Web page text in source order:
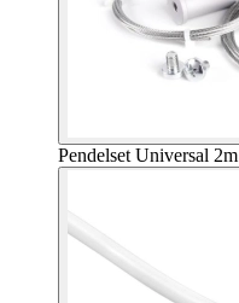
Pendelset Universal 2m